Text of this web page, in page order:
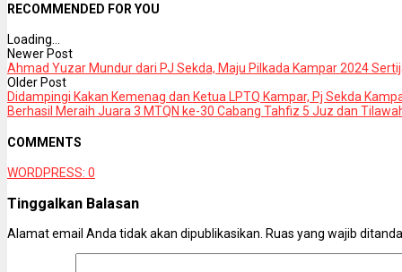
RECOMMENDED FOR YOU
Loading...
Newer Post
Ahmad Yuzar Mundur dari PJ Sekda, Maju Pilkada Kampar 2024
Older Post
Didampingi Kakan Kemenag dan Ketua LPTQ Kampar, Pj Sekda
Berhasil Meraih Juara 3 MTQN ke-30 Cabang Tahfiz 5 Juz dan
COMMENTS
WORDPRESS: 0
Tinggalkan Balasan
Alamat email Anda tidak akan dipublikasikan. Ruas yang wajib